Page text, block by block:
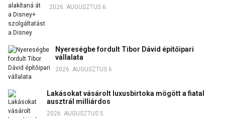
2026. AUGUSZTUS 6.
Nyereségbe fordult Tibor Dávid építőipari
vállalata
2026. AUGUSZTUS 6.
Lakásokat vásárolt luxusbirtoka mögött a fiatal
ausztrál milliárdos
2026. AUGUSZTUS 5.